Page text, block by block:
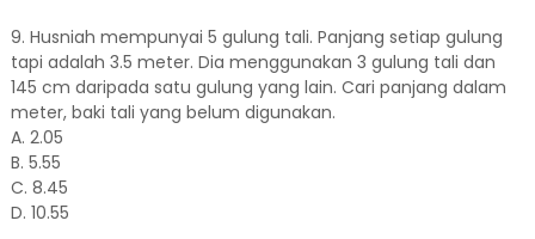
9. Husniah mempunyai 5 gulung tali. Panjang setiap gulung
tapi adalah 3.5 meter. Dia menggunakan 3 gulung tali dan
145 cm daripada satu gulung yang lain. Cari panjang dalam
meter, baki tali yang belum digunakan.
A. 2.05
B. 5.55
C. 8.45
D. 10.55